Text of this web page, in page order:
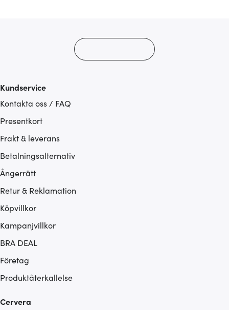
Kundservice
Kontakta oss / FAQ
Presentkort
Frakt & leverans
Betalningsalternativ
Ångerrätt
Retur & Reklamation
Köpvillkor
Kampanjvillkor
BRA DEAL
Företag
Produktåterkallelse
Cervera